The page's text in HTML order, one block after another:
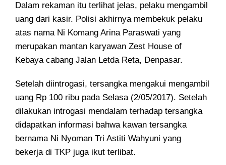
Dalam rekaman itu terlihat jelas, pelaku mengambil
uang dari kasir. Polisi akhirnya membekuk pelaku
atas nama Ni Komang Arina Paraswati yang
merupakan mantan karyawan Zest House of
Kebaya cabang Jalan Letda Reta, Denpasar.
Setelah diintrogasi, tersangka mengakui mengambil
uang Rp 100 ribu pada Selasa (2/05/2017). Setelah
dilakukan introgasi mendalam terhadap tersangka
didapatkan informasi bahwa kawan tersangka
bernama Ni Nyoman Tri Astiti Wahyuni yang
bekerja di TKP juga ikut terlibat.